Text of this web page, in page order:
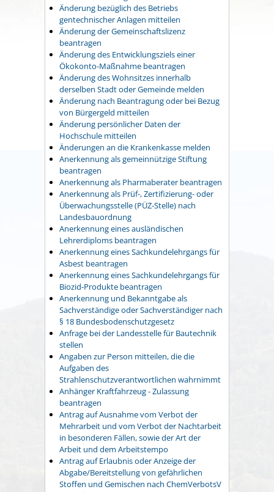
Änderung bezüglich des Betriebs
gentechnischer Anlagen mitteilen
Änderung der Gemeinschaftslizenz
beantragen
Änderung des Entwicklungsziels einer
Ökokonto-Maßnahme beantragen
Änderung des Wohnsitzes innerhalb
derselben Stadt oder Gemeinde melden
Änderung nach Beantragung oder bei Bezug
von Bürgergeld mitteilen
Änderung persönlicher Daten der
Hochschule mitteilen
Änderungen an die Krankenkasse melden
Anerkennung als gemeinnützige Stiftung
beantragen
Anerkennung als Pharmaberater beantragen
Anerkennung als Prüf-, Zertifizierung- oder
Überwachungsstelle (PÜZ-Stelle) nach
Landesbauordnung
Anerkennung eines ausländischen
Lehrerdiploms beantragen
Anerkennung eines Sachkundelehrgangs für
Asbest beantragen
Anerkennung eines Sachkundelehrgangs für
Biozid-Produkte beantragen
Anerkennung und Bekanntgabe als
Sachverständige oder Sachverständiger nach
§ 18 Bundesbodenschutzgesetz
Anfrage bei der Landesstelle für Bautechnik
stellen
Angaben zur Person mitteilen, die die
Aufgaben des
Strahlenschutzverantwortlichen wahrnimmt
Anhänger Kraftfahrzeug - Zulassung
beantragen
Antrag auf Ausnahme vom Verbot der
Mehrarbeit und vom Verbot der Nachtarbeit
in besonderen Fällen, sowie der Art der
Arbeit und dem Arbeitstempo
Antrag auf Erlaubnis oder Anzeige der
Abgabe/Bereitstellung von gefährlichen
Stoffen und Gemischen nach ChemVerbotsV